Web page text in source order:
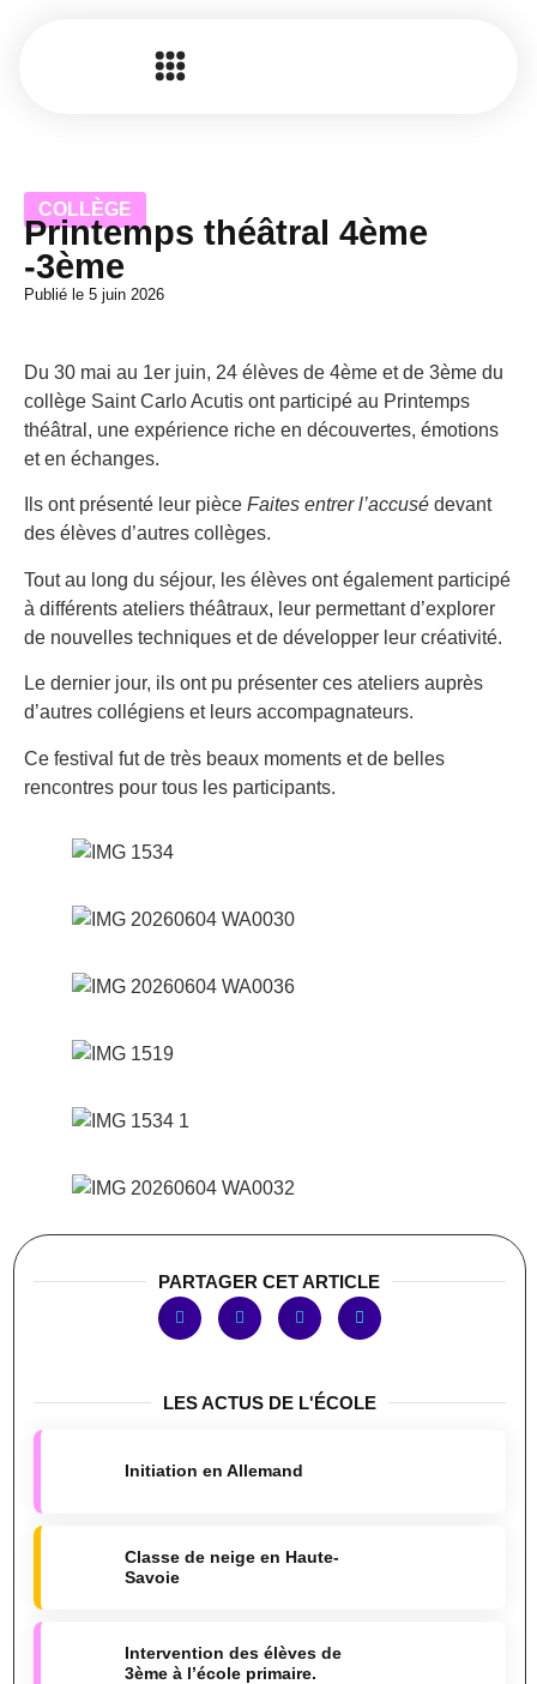
COLLÈGE
Printemps théâtral 4ème
-3ème
Publié le 5 juin 2026
Du 30 mai au 1er juin, 24 élèves de 4ème et de 3ème du
collège Saint Carlo Acutis ont participé au Printemps
théâtral, une expérience riche en découvertes, émotions
et en échanges.
Ils ont présenté leur pièce Faites entrer l’accusé devant
des élèves d’autres collèges.
Tout au long du séjour, les élèves ont également participé
à différents ateliers théâtraux, leur permettant d’explorer
de nouvelles techniques et de développer leur créativité.
Le dernier jour, ils ont pu présenter ces ateliers auprès
d’autres collégiens et leurs accompagnateurs.
Ce festival fut de très beaux moments et de belles
rencontres pour tous les participants.
PARTAGER CET ARTICLE
LES ACTUS DE L'ÉCOLE
Initiation en Allemand
Classe de neige en Haute-
Savoie
Intervention des élèves de
3ème à l’école primaire.